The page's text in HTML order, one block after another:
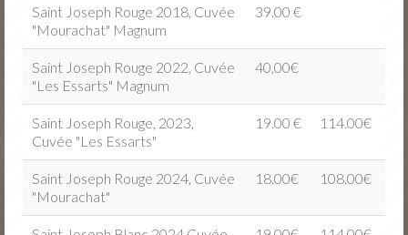
Contact
Saint Joseph Rouge 2018, Cuvée
"Mourachat" Magnum
39.00 €
Saint Joseph Rouge 2022, Cuvée
"Les Essarts" Magnum
40,00€
Saint Joseph Rouge, 2023,
Cuvée "Les Essarts"
19.00 € 114.00€
Saint Joseph Rouge 2024, Cuvée
"Mourachat"
18.00€ 108.00€